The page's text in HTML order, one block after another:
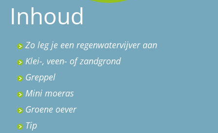
Inhoud
Zo leg je een regenwatervijver aan
Klei-, veen- of zandgrond
Greppel
Mini moeras
Groene oever
Tip